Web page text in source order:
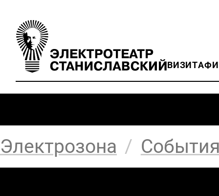
ВИЗИТ
Электрозона /